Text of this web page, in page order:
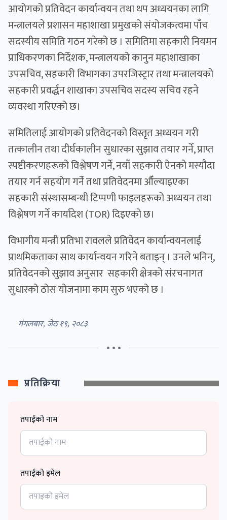
आयोगको प्रतिवेदन कार्यान्वयन तथा थप अध्ययनका लागि
मन्त्रालयले प्रशासन महाशाखा प्रमुखको संयोजकत्वमा पाँच
सदस्यीय समिति गठन गरेको छ । समितिमा सहकारी नियमन
प्राधिकरणका निर्देशक, मन्त्रालयको कानुन महाशाखाका
उपसचिव, सहकारी विभागका उपरजिस्ट्रार तथा मन्त्रालयको
सहकारी प्रवर्द्धन शाखाका उपसचिव सदस्य सचिव रहने
व्यवस्था गरिएको छ।
समितिलाई आयोगको प्रतिवेदनको विस्तृत अध्ययन गरी
तत्कालीन तथा दीर्घकालीन सुधारका सुझाव तयार गर्ने, प्राप्त
स्पष्टीकरणहरूको विश्लेषण गर्ने, नयाँ सहकारी ऐनको मस्यौदा
तयार गर्न सहयोग गर्ने तथा प्रतिवेदनमा औँल्याइएका
सहकारी संस्थासम्बन्धी टिप्पणी फाइलहरूको अध्ययन तथा
विश्लेषण गर्ने कार्यादेश (TOR) दिइएको छ।
विभागीय मन्त्री प्रतिभा रावलले प्रतिवेदन कार्यान्वयनलाई
प्राथमिकताका साथ कार्यान्वयन गरिने बताइन् । उनले भनिन्,
प्रतिवेदनको सुझाव अनुसार सहकारी क्षेत्रको संरचनागत
सुधारको ठोस योजनामा काम सुरु भएको छ ।
मंगलबार, जेठ १९, २०८३
• • •
प्रतिक्रिया
तपाईको नाम
तपाईको इमेल